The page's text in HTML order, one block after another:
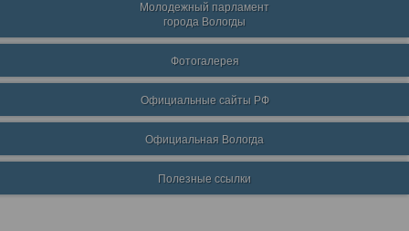
Молодежный парламент
города Вологды
Фотогалерея
Официальные сайты РФ
Официальная Вологда
Полезные ссылки